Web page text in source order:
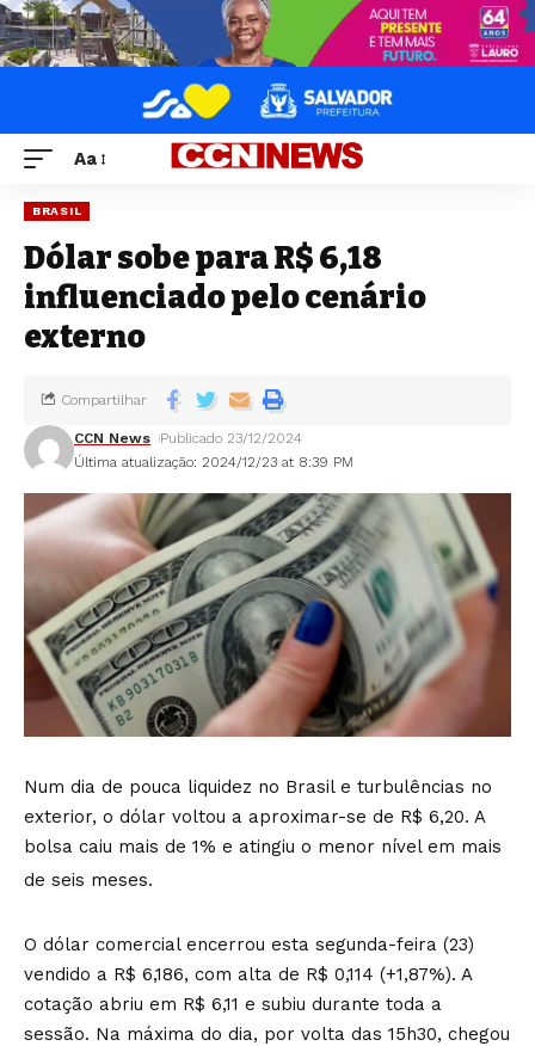
Aa
BRASIL
Dólar sobe para R$ 6,18
influenciado pelo cenário
externo
Última atualização: 2024/12/23 at 8:39 PM
CCN News Publicado 23/12/2024
Compartilhar
Num dia de pouca liquidez no Brasil e turbulências no
exterior, o dólar voltou a aproximar-se de R$ 6,20. A
bolsa caiu mais de 1% e atingiu o menor nível em mais
de seis meses.
O dólar comercial encerrou esta segunda-feira (23)
vendido a R$ 6,186, com alta de R$ 0,114 (+1,87%). A
cotação abriu em R$ 6,11 e subiu durante toda a
sessão. Na máxima do dia, por volta das 15h30, chegou